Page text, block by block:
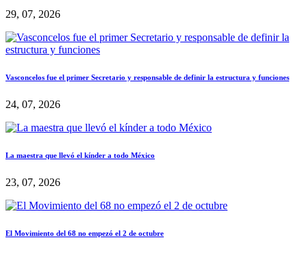
29, 07, 2026
Vasconcelos fue el primer Secretario y responsable de definir la estructura y funciones
24, 07, 2026
La maestra que llevó el kínder a todo México
23, 07, 2026
El Movimiento del 68 no empezó el 2 de octubre